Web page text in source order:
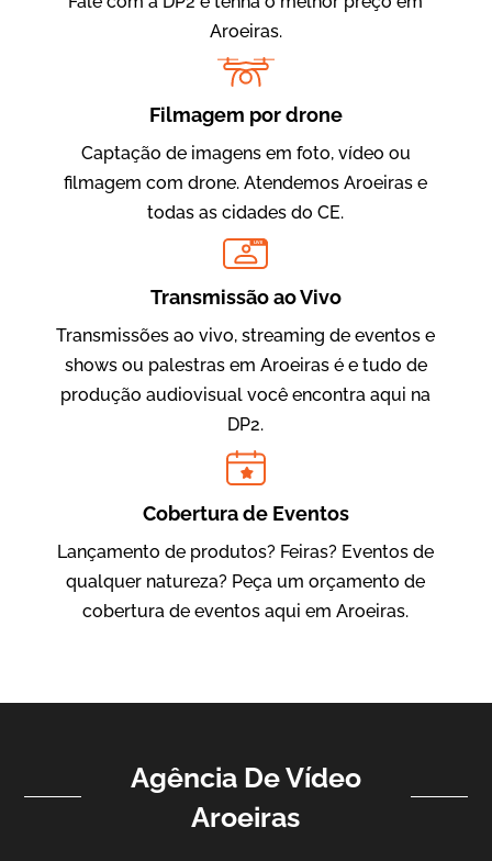
Evolucional
Vídeos para Treinamentos
IBCC
Vídeo Institucional
Aroeiras.
Filmagem por drone
Captação de imagens em foto, vídeo ou
filmagem com drone. Atendemos Aroeiras e
todas as cidades do CE.
LIVE
Transmissão ao Vivo
Transmissões ao vivo, streaming de eventos e
shows ou palestras em Aroeiras é e tudo de
produção audiovisual você encontra aqui na
DP2.
Cobertura de Eventos
Lançamento de produtos? Feiras? Eventos de
qualquer natureza? Peça um orçamento de
cobertura de eventos aqui em Aroeiras.
Agência De Vídeo
Aroeiras